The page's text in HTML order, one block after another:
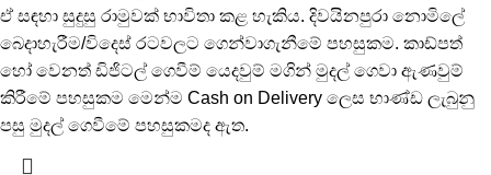
ඒ සඳහා සුදුසු රාමුවක් භාවිතා කළ හැකිය. දිවයිනපුරා නොමිලේ
බෙදාහැරීම/විදෙස් රටවලට ගෙන්වාගැනීමේ පහසුකම. කාඩ්පත්
හෝ වෙනත් ඩිජිටල් ගෙවීම් යෙදවුම් මගින් මුදල් ගෙවා ඇණවුම්
කිරීමේ පහසුකම මෙන්ම Cash on Delivery ලෙස භාණ්ඩ ලැබුනු
පසු මුදල් ගෙවීමේ පහසුකමද ඇත.